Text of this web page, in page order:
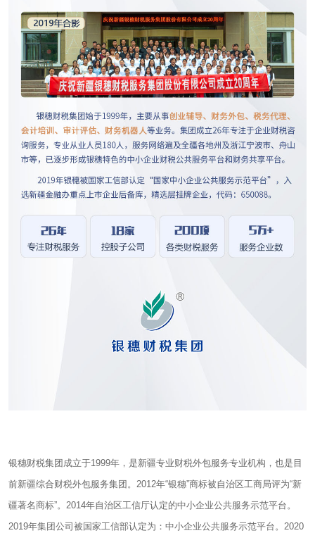
银穗财税集团成立于1999年，是新疆专业财税外包服务专业机构，也是目
前新疆综合财税外包服务集团。2012年“银穗”商标被自治区工商局评为“新
疆著名商标”。2014年自治区工信厅认定的中小企业公共服务示范平台。
2019年集团公司被国家工信部认定为：中小企业公共服务示范平台。2020